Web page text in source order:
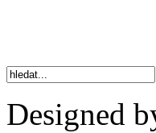
Designed